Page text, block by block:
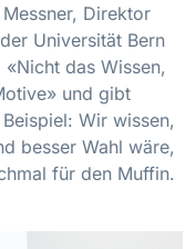
Direktor
Universität Bern
das Wissen,
und gibt
Wir wissen,
besser Wahl wäre,
für den Muffin.